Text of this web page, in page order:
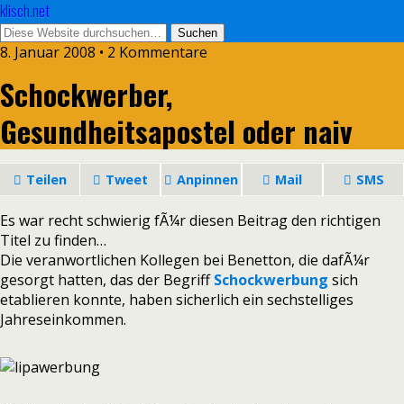
klisch.net
8. Januar 2008 • 2 Kommentare
Schockwerber,
Gesundheitsapostel oder naiv
Teilen Tweet Anpinnen Mail SMS
Es war recht schwierig fÃ¼r diesen Beitrag den richtigen
Titel zu finden…
Die veranwortlichen Kollegen bei Benetton, die dafÃ¼r
gesorgt hatten, das der BegriffSchockwerbung sich
etablieren konnte, haben sicherlich ein sechstelliges
Jahreseinkommen.